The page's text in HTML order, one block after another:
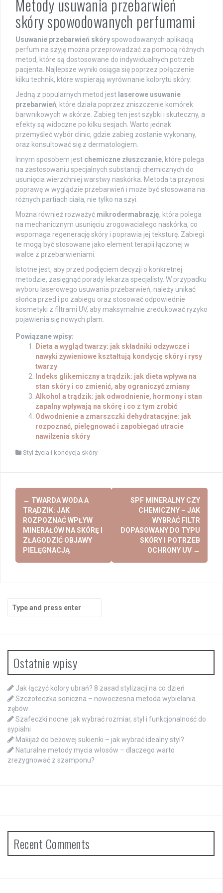
Metody usuwania przebarwień
skóry spowodowanych perfumami
Usuwanie przebarwień skóryspowodowanych aplikacją
perfum na szyję można przeprowadzać za pomocą różnych
metod, które są dostosowane do indywidualnych potrzeb
pacjenta. Najlepsze wyniki osiąga się poprzez połączenie
kilku technik, które wspierają wyrównanie kolorytu skóry.
Jedną z popularnych metod jest laserowe usuwanie
przebarwień, które działa poprzez zniszczenie komórek
barwnikowych w skórze. Zabieg ten jest szybki i skuteczny, a
efekty są widoczne po kilku sesjach. Warto jednak
przemyśleć wybór clinic, gdzie zabieg zostanie wykonany,
oraz konsultować się z dermatologiem.
Innym sposobem jest chemiczne złuszczanie, które polega
na zastosowaniu specjalnych substancji chemicznych do
usunięcia wierzchniej warstwy naskórka. Metoda ta przynosi
poprawę w wyglądzie przebarwień i może być stosowana na
różnych partiach ciała, nie tylko na szyi.
Można również rozważyć mikrodermabrazję, która polega
na mechanicznym usunięciu zrogowaciałego naskórka, co
wspomaga regenerację skóry i poprawia jej teksturę. Zabiegi
te mogą być stosowane jako element terapii łączonej w
walce z przebarwieniami.
Istotne jest, aby przed podjęciem decyzji o konkretnej
metodzie, zasięgnąć porady lekarza specjalisty. W przypadku
wyboru laserowego usuwania przebarwień, należy unikać
słońca przed i po zabiegu oraz stosować odpowiednie
kosmetyki z filtrami UV, aby maksymalnie zredukować ryzyko
pojawienia się nowych plam.
Powiązane wpisy:
Dieta a wygląd twarzy: jak składniki odżywcze i
nawyki żywieniowe kształtują kondycję skóry i rysy
twarzy
Indeks glikemiczny a trądzik: jak dieta wpływa na
stan skóry i co zmienić, aby ograniczyć zmiany
Alkohol a trądzik: jak odwodnienie, hormony i stan
zapalny wpływają na skórę i co z tym zrobić
Odwodnienie a zmarszczki dehydratacyjne: jak
rozpoznać, pielęgnować i zapobiegać utracie
nawilżenia skóry
Styl życia i kondycja skóry
Post
navigation
← TWARDA WODA A
TRĄDZIK: JAK
ROZPOZNAĆ WPŁYW
MINERAŁÓW NA SKÓRĘ I
ZŁAGODZIĆ OBJAWY
PIELĘGNACJĄ
SPF MINERALNY CZY
CHEMICZNY – JAK
WYBRAĆ FILTR
DOPASOWANY DO TYPU
SKÓRY I POTRZEB
OCHRONY UV →
for:
Ostatnie wpisy
Jak łączyć kolory ubrań? 8 zasad stylizacji na co dzień
Szczoteczka soniczna – nowoczesna metoda wybielania
zębów
Szafeczki nocne: jak wybrać rozmiar, styl i funkcjonalność do
sypialni
Makijaż do beżowej sukienki – jak wybrać idealny styl?
Naturalne metody mycia włosów – dlaczego warto
zrezygnować z szamponu?
Recent Comments